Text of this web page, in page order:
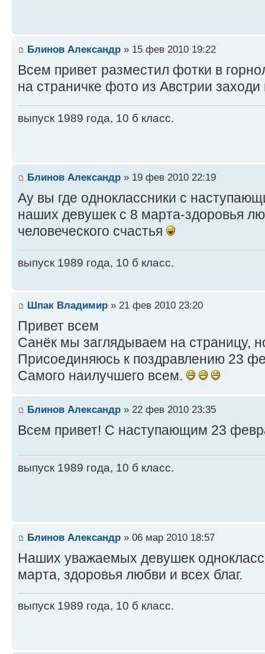
Блинов Александр » 15 фев 2010 19:22
Всем привет разместил фотки в
на страничке фото из Австрии
выпуск 1989 года, 10 б класс.
Блинов Александр » 19 фев 2010 22:19
Ау вы где одноклассники с
наших девушек с 8 марта-здоровья
человеческого счастья
выпуск 1989 года, 10 б класс.
Шпак Владимир » 21 фев 2010 23:20
Привет всем
Санёк мы заглядываем на страницу,
Присоединяюсь к поздравлению 23
Самого наилучшего всем.
Блинов Александр » 22 фев 2010 23:35
Всем привет! С наступающим 23
выпуск 1989 года, 10 б класс.
Блинов Александр » 06 мар 2010 18:57
Наших уважаемых девушек
марта, здоровья любви и всех благ.
выпуск 1989 года, 10 б класс.